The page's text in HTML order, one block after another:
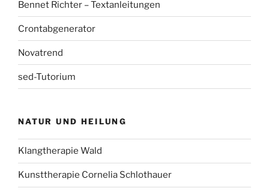
Bennet Richter – Textanleitungen
Crontabgenerator
Novatrend
sed-Tutorium
NATUR UND HEILUNG
Klangtherapie Wald
Kunsttherapie Cornelia Schlothauer